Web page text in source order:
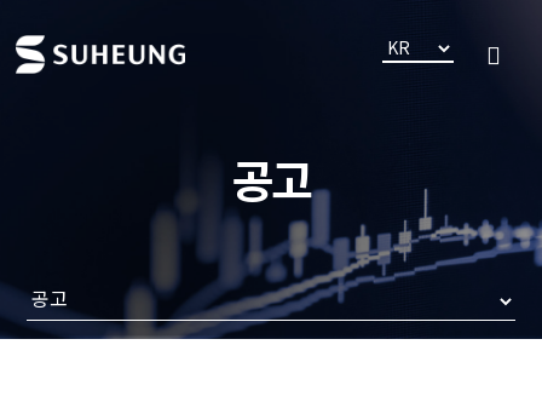
공고